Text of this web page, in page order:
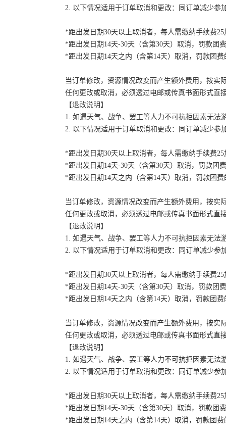
2. 以下情况适用于订单取消和更改：同订单减少
*距出发日期30天以上取消者，每人需缴纳手续费
*距出发日期14天-30天（含第30天）取消，罚款团
*距出发日期14天之内（含第14天）取消，罚款团费
当订单修改，资源情况改变而产生额外费用，按实
任何更改或取消，必须透过电邮或传真书面形式直
【退改说明】
1. 如遇天气、战争、罢工等人力不可抗拒因素无
2. 以下情况适用于订单取消和更改：同订单减少
*距出发日期30天以上取消者，每人需缴纳手续费
*距出发日期14天-30天（含第30天）取消，罚款团
*距出发日期14天之内（含第14天）取消，罚款团费
当订单修改，资源情况改变而产生额外费用，按实
任何更改或取消，必须透过电邮或传真书面形式直
【退改说明】
1. 如遇天气、战争、罢工等人力不可抗拒因素无
2. 以下情况适用于订单取消和更改：同订单减少
*距出发日期30天以上取消者，每人需缴纳手续费
*距出发日期14天-30天（含第30天）取消，罚款团
*距出发日期14天之内（含第14天）取消，罚款团费
当订单修改，资源情况改变而产生额外费用，按实
任何更改或取消，必须透过电邮或传真书面形式直
【退改说明】
1. 如遇天气、战争、罢工等人力不可抗拒因素无
2. 以下情况适用于订单取消和更改：同订单减少
*距出发日期30天以上取消者，每人需缴纳手续费
*距出发日期14天-30天（含第30天）取消，罚款团
*距出发日期14天之内（含第14天）取消，罚款团费